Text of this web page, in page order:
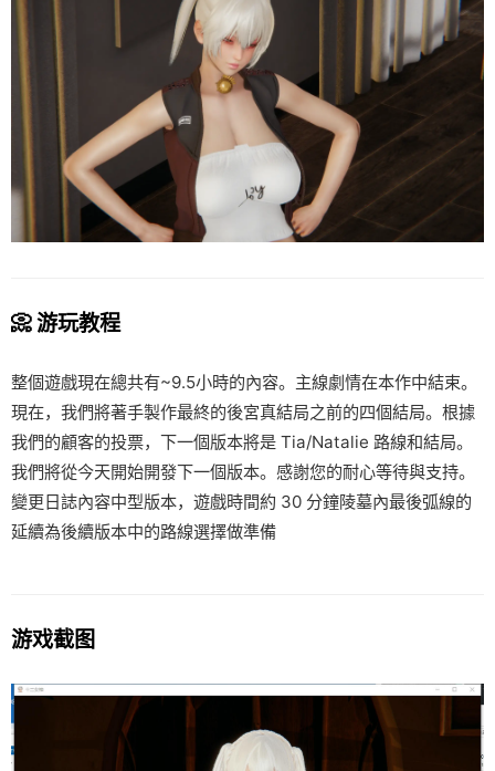
📀 游玩教程
整個遊戲現在總共有~9.5小時的內容。主線劇情在本作中結束。
現在，我們將著手製作最終的後宮真結局之前的四個結局。根據
我們的顧客的投票，下一個版本將是 Tia/Natalie 路線和結局。
我們將從今天開始開發下一個版本。感謝您的耐心等待與支持。
變更日誌內容中型版本，遊戲時間約 30 分鐘陵墓內最後弧線的
延續為後續版本中的路線選擇做準備
游戏截图